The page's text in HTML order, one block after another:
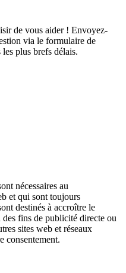
de vous aider ! Envoyez-
via le formulaire de
plus brefs délais.
nécessaires au
et qui sont toujours
destinés à accroître le
fins de publicité directe ou
sites web et réseaux
consentement.